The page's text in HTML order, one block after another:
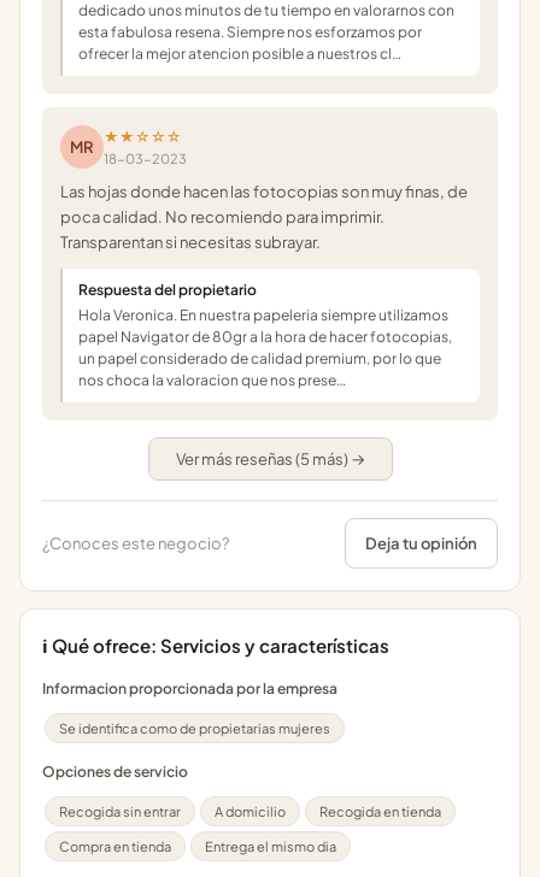
dedicado unos minutos de tu tiempo en valorarnos con
esta fabulosa resena. Siempre nos esforzamos por
ofrecer la mejor atencion posible a nuestros cl…
MR
★★☆☆☆
18-03-2023
Las hojas donde hacen las fotocopias son muy finas, de
poca calidad. No recomiendo para imprimir.
Transparentan si necesitas subrayar.
Respuesta del propietario
Hola Veronica. En nuestra papeleria siempre utilizamos
papel Navigator de 80gr a la hora de hacer fotocopias,
un papel considerado de calidad premium, por lo que
nos choca la valoracion que nos prese…
Ver más reseñas (5 más) →
¿Conoces este negocio? Deja tu opinión
ℹ️ Qué ofrece: Servicios y características
Informacion proporcionada por la empresa
Se identifica como de propietarias mujeres
Opciones de servicio
Recogida sin entrar A domicilio Recogida en tienda
Compra en tienda Entrega el mismo dia